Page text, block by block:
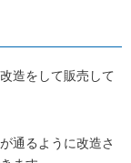
造をして販売して
通るように改造さ